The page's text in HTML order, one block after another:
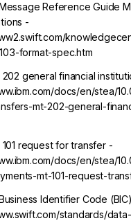
Reference Guide
-
format-spec.htm
202 general financial
docs/en/stea/
mt-202-general-
101 request for transfer -
docs/en/stea/
mt-101-request-
Identifier Code
standards/